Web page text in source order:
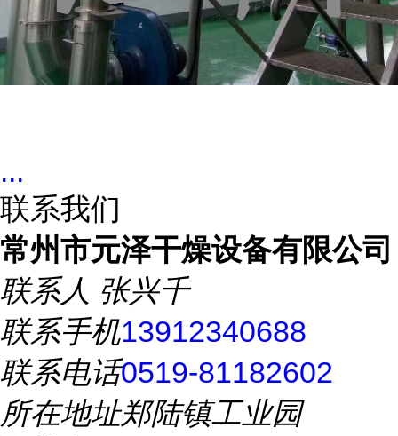
...
联系我们
常州市元泽干燥设备有限公司
联系人 张兴千
联系手机13912340688
联系电话0519-81182602
所在地址郑陆镇工业园